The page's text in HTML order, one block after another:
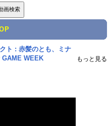
ト : 赤髪のとも、ミナ
GAME WEEK
もっと見る